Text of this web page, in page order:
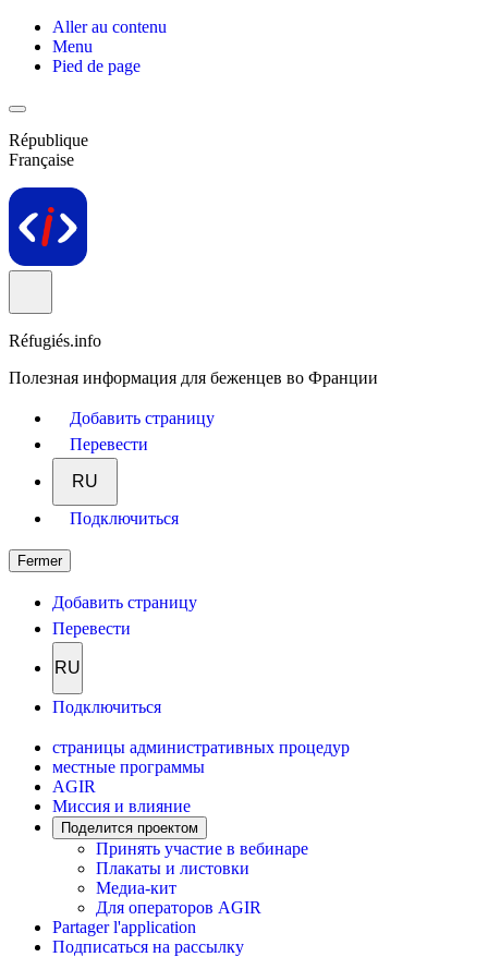
Aller au contenu
Menu
Pied de page
République
Française
Réfugiés.info
Полезная информация для беженцев во Франции
Добавить страницу
Перевести
RU
Подключиться
Fermer
Добавить страницу
Перевести
RU
Подключиться
страницы административных процедур
местные программы
AGIR
Миссия и влияние
Поделится проектом
Принять участие в вебинаре
Плакаты и листовки
Медиа-кит
Для операторов AGIR
Partager l'application
Подписаться на рассылку